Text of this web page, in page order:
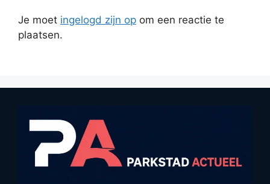
Je moet ingelogd zijn op om een reactie te
plaatsen.